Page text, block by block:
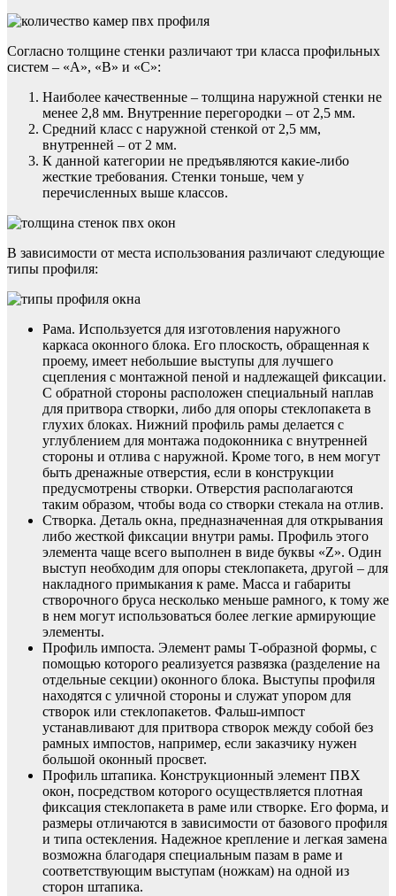
Согласно толщине стенки различают три класса профильных
систем – «A», «B» и «C»:
Наиболее качественные – толщина наружной стенки не
менее 2,8 мм. Внутренние перегородки – от 2,5 мм.
Средний класс с наружной стенкой от 2,5 мм,
внутренней – от 2 мм.
К данной категории не предъявляются какие-либо
жесткие требования. Стенки тоньше, чем у
перечисленных выше классов.
В зависимости от места использования различают следующие
типы профиля:
Рама. Используется для изготовления наружного
каркаса оконного блока. Его плоскость, обращенная к
проему, имеет небольшие выступы для лучшего
сцепления с монтажной пеной и надлежащей фиксации.
С обратной стороны расположен специальный наплав
для притвора створки, либо для опоры стеклопакета в
глухих блоках. Нижний профиль рамы делается с
углублением для монтажа подоконника с внутренней
стороны и отлива с наружной. Кроме того, в нем могут
быть дренажные отверстия, если в конструкции
предусмотрены створки. Отверстия располагаются
таким образом, чтобы вода со створки стекала на отлив.
Створка. Деталь окна, предназначенная для открывания
либо жесткой фиксации внутри рамы. Профиль этого
элемента чаще всего выполнен в виде буквы «Z». Один
выступ необходим для опоры стеклопакета, другой – для
накладного примыкания к раме. Масса и габариты
створочного бруса несколько меньше рамного, к тому же
в нем могут использоваться более легкие армирующие
элементы.
Профиль импоста. Элемент рамы Т-образной формы, с
помощью которого реализуется развязка (разделение на
отдельные секции) оконного блока. Выступы профиля
находятся с уличной стороны и служат упором для
створок или стеклопакетов. Фальш-импост
устанавливают для притвора створок между собой без
рамных импостов, например, если заказчику нужен
большой оконный просвет.
Профиль штапика. Конструкционный элемент ПВХ
окон, посредством которого осуществляется плотная
фиксация стеклопакета в раме или створке. Его форма, и
размеры отличаются в зависимости от базового профиля
и типа остекления. Надежное крепление и легкая замена
возможна благодаря специальным пазам в раме и
соответствующим выступам (ножкам) на одной из
сторон штапика.